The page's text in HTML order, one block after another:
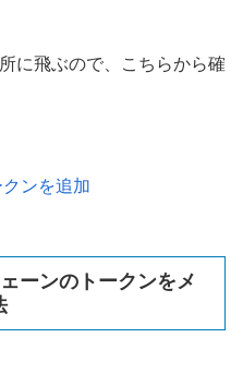
に飛ぶので、こちらから確
ンを追加
ーンのトークンをメ